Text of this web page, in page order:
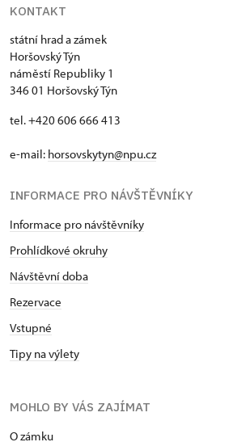
KONTAKT
státní hrad a zámek
Horšovský Týn
náměstí Republiky 1
346 01 Horšovský Týn
tel. +420 606 666 413
e-mail: horsovskytyn@npu.cz
INFORMACE PRO NÁVŠTĚVNÍKY
Informace pro návštěvníky
Prohlídkové okruhy
Návštěvní doba
Rezervace
Vstupné
Tipy na výlety
MOHLO BY VÁS ZAJÍMAT
O zámku